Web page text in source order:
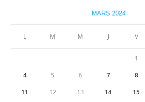
MARS 2024
L M M J V
1
4 5 6 7 8
11 12 13 14 15